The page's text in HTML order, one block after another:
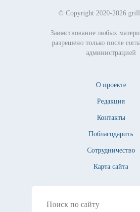
© Copyright 2020-2026
Заимствование любых
разрешено только после
администрацией
О проекте
Редакция
Контакты
Поблагодарить
Сотрудничество
Карта сайта